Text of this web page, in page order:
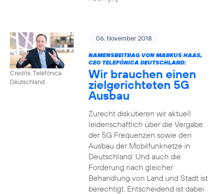
Credits: Telefónica
Deutschland
06. November 2018
NAMENSBEITRAG VON MARKUS HAAS,
CEO TELEFÓNICA DEUTSCHLAND:
Wir brauchen einen
zielgerichteten 5G
Ausbau
Zurecht diskutieren wir aktuell
leidenschaftlich über die Vergabe
der 5G Frequenzen sowie den
Ausbau der Mobilfunknetze in
Deutschland. Und auch die
Forderung nach gleicher
Behandlung von Land und Stadt ist
berechtigt. Entscheidend ist dabei